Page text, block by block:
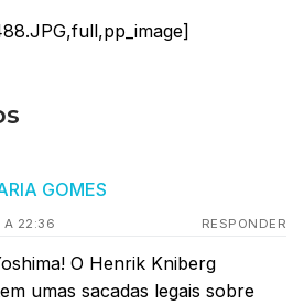
GOMES
22:36 RESPONDER
O Henrik Kniberg
umas sacadas legais sobre